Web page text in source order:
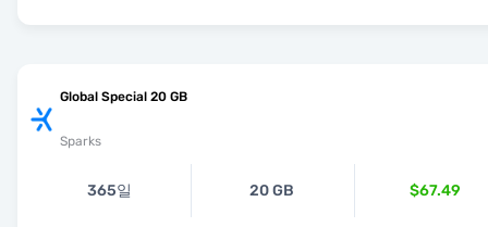
Global Special 20 GB
Sparks
365일 20 GB $67.49